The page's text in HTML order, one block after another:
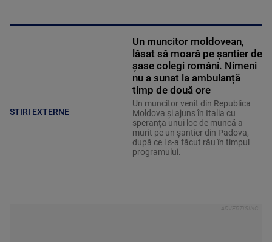
STIRI EXTERNE
Un muncitor moldovean,
lăsat să moară pe șantier de
șase colegi români. Nimeni
nu a sunat la ambulanță
timp de două ore
Un muncitor venit din Republica
Moldova și ajuns în Italia cu
speranța unui loc de muncă a
murit pe un șantier din Padova,
după ce i s-a făcut rău în timpul
programului.